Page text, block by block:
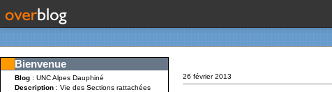
Bienvenue
Blog : UNC Alpes Dauphiné
Description: Vie des Sections rattachées
26 février 2013